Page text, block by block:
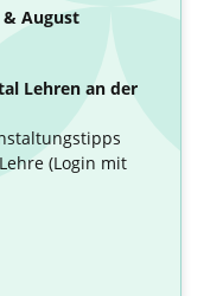
August
Lehren an der
(Login mit